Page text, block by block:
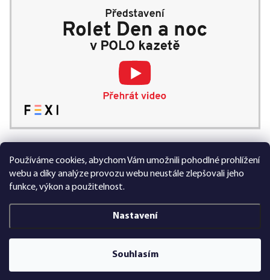
Používáme cookies, abychom Vám umožnili pohodlné prohlížení
webu a díky analýze provozu webu neustále zlepšovali jeho
funkce, výkon a použitelnost.
Nastavení
Souhlasím
99 % spokojených zákazníků
Vytvořil Shoptet Premium
FEXI Rolety. Všechna práva vyhrazena.